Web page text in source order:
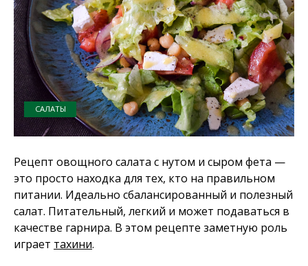
САЛАТЫ
Рецепт овощного салата с нутом и сыром фета —
это просто находка для тех, кто на правильном
питании. Идеально сбалансированный и полезный
салат. Питательный, легкий и может подаваться в
качестве гарнира. В этом рецепте заметную роль
играет тахини.